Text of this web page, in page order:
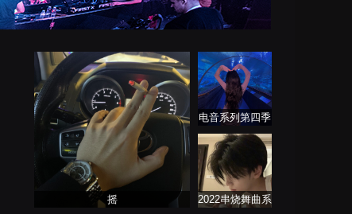
摇
电音系列第四季
2022串烧舞曲系